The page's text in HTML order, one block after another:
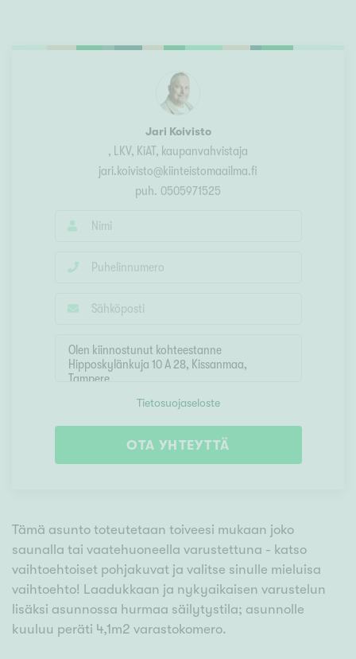
Jari Koivisto
, LKV, KiAT, kaupanvahvistaja
jari.koivisto@kiinteistomaailma.fi
puh. 0505971525
Tietosuojaseloste
OTA YHTEYTTÄ
Tämä asunto toteutetaan toiveesi mukaan joko
saunalla tai vaatehuoneella varustettuna - katso
vaihtoehtoiset pohjakuvat ja valitse sinulle mieluisa
vaihtoehto! Laadukkaan ja nykyaikaisen varustelun
lisäksi asunnossa hurmaa säilytystila; asunnolle
kuuluu peräti 4,1m2 varastokomero.